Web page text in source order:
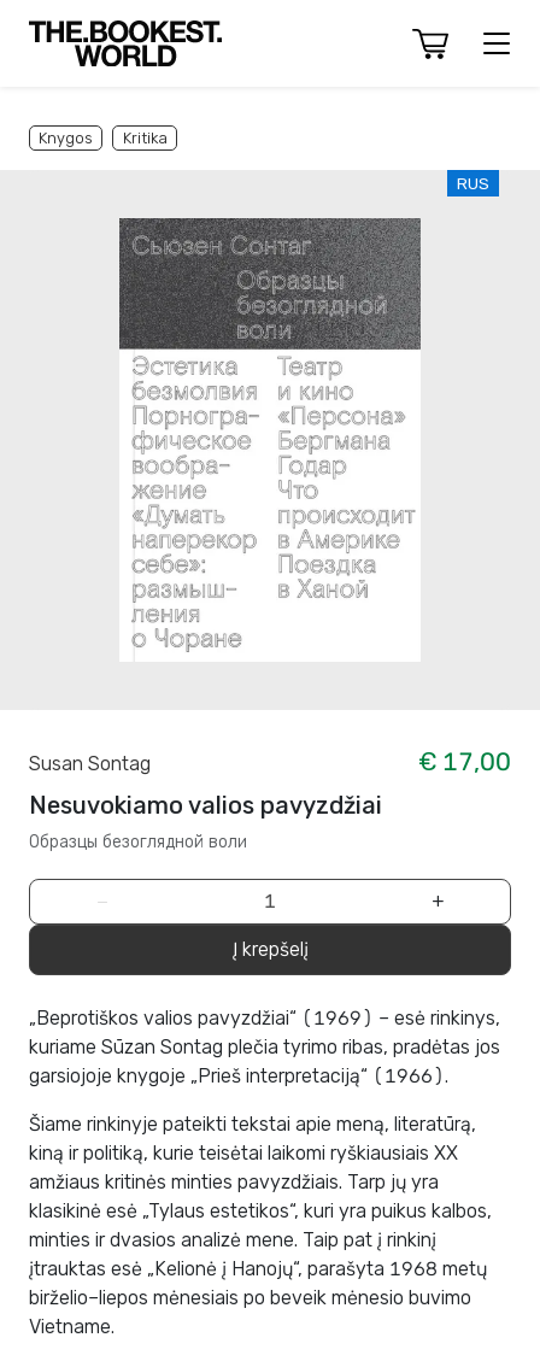
Knygos Kritika
RUS
Susan Sontag
€ 17,00
Nesuvokiamo valios pavyzdžiai
Образцы безоглядной воли
− +
Į krepšelį
„Beprotiškos valios pavyzdžiai“ (1969) – esė rinkinys,
kuriame Sūzan Sontag plečia tyrimo ribas, pradėtas jos
garsiojoje knygoje „Prieš interpretaciją“ (1966).
Šiame rinkinyje pateikti tekstai apie meną, literatūrą,
kiną ir politiką, kurie teisėtai laikomi ryškiausiais XX
amžiaus kritinės minties pavyzdžiais. Tarp jų yra
klasikinė esė „Tylaus estetikos“, kuri yra puikus kalbos,
minties ir dvasios analizė mene. Taip pat į rinkinį
įtrauktas esė „Kelionė į Hanojų“, parašyta 1968 metų
birželio–liepos mėnesiais po beveik mėnesio buvimo
Vietname.